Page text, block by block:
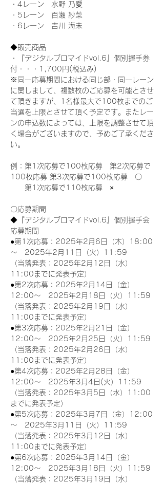
・4レーン　水野 乃愛
・5レーン　百瀬 紗菜
・6レーン　吉川 海未
◆販売商品
・『デジタルブロマイドvol.6』個別握手券
付・・・1,700円(税込み)
※同一応募期間における同じ部・同一レーン
に関しまして、複数枚のご応募を可能とさせ
て頂きますが、1名様最大で100枚までのご
当選を上限とさせて頂く予定です。またレー
ンの申込数によっては、上限を調整させて頂
く場合がございますので、予めご了承くださ
い。
例：第1次応募で100枚応募　第2次応募で
100枚応募 第3次応募で100枚応募　〇
第1次応募で110枚応募　×
〇応募期間
◆『デジタルブロマイドvol.6』個別握手会
応募期間
●第1次応募：2025年2月6日（木）18:00
～　2025年2月11日（火）11:59
（当落発表：2025年2月12日（水）
11:00までに発表予定）
●第2次応募：2025年2月14日（金）
12:00～　2025年2月18日（火）11:59
（当落発表：2025年2月19日（水）
11:00までに発表予定）
●第3次応募：2025年2月21日（金）
12:00～　2025年2月25日（火）11:59
（当落発表：2025年2月26日（水）
11:00までに発表予定）
●第4次応募：2025年2月28日（金）
12:00～　2025年3月4日(火）11:59
（当落発表：2025年3月5日（水）11:00
までに発表予定）
●第5次応募：2025年3月7日（金）12:00
～　2025年3月11日（火）11:59
（当落発表：2025年3月12日（水）
11:00までに発表予定）
●第6次応募：2025年3月14日（金）
12:00～　2025年3月18日（火）11:59
（当落発表：2025年3月19日（水）